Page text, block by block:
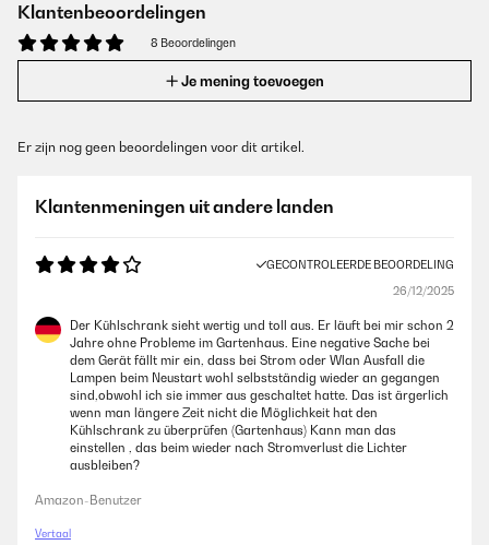
Klantenbeoordelingen
8 Beoordelingen
Je mening toevoegen
Er zijn nog geen beoordelingen voor dit artikel.
Klantenmeningen uit andere landen
GECONTROLEERDE BEOORDELING
26/12/2025
Der Kühlschrank sieht wertig und toll aus. Er läuft bei mir schon 2
Jahre ohne Probleme im Gartenhaus. Eine negative Sache bei
dem Gerät fällt mir ein, dass bei Strom oder Wlan Ausfall die
Lampen beim Neustart wohl selbstständig wieder an gegangen
sind,obwohl ich sie immer aus geschaltet hatte. Das ist ärgerlich
wenn man längere Zeit nicht die Möglichkeit hat den
Kühlschrank zu überprüfen (Gartenhaus) Kann man das
einstellen , das beim wieder nach Stromverlust die Lichter
ausbleiben?
Amazon-Benutzer
Vertaal